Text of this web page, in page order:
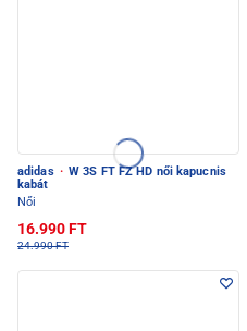
adidas · W 3S FT FZ HD női kapucnis
kabát
Női
16.990 FT
24.990 FT